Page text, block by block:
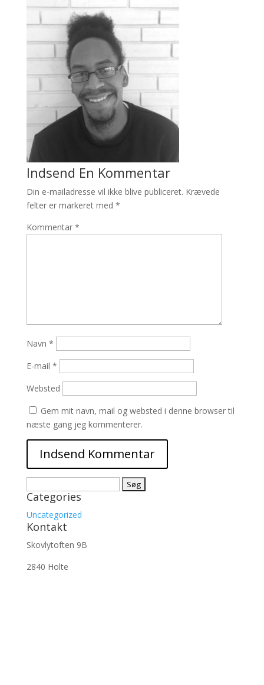
Indsend En Kommentar
Din e-mailadresse vil ikke blive publiceret. Krævede
felter er markeret med *
Kommentar *
Navn *
E-mail *
Websted
Gem mit navn, mail og websted i denne browser til
næste gang jeg kommenterer.
efter:
Categories
Uncategorized
Kontakt
Skovlytoften 9B
2840 Holte